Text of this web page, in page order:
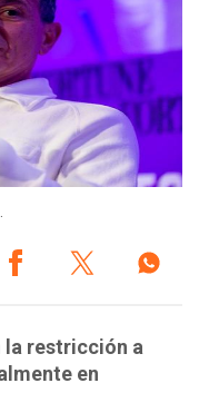
la restricción a
en